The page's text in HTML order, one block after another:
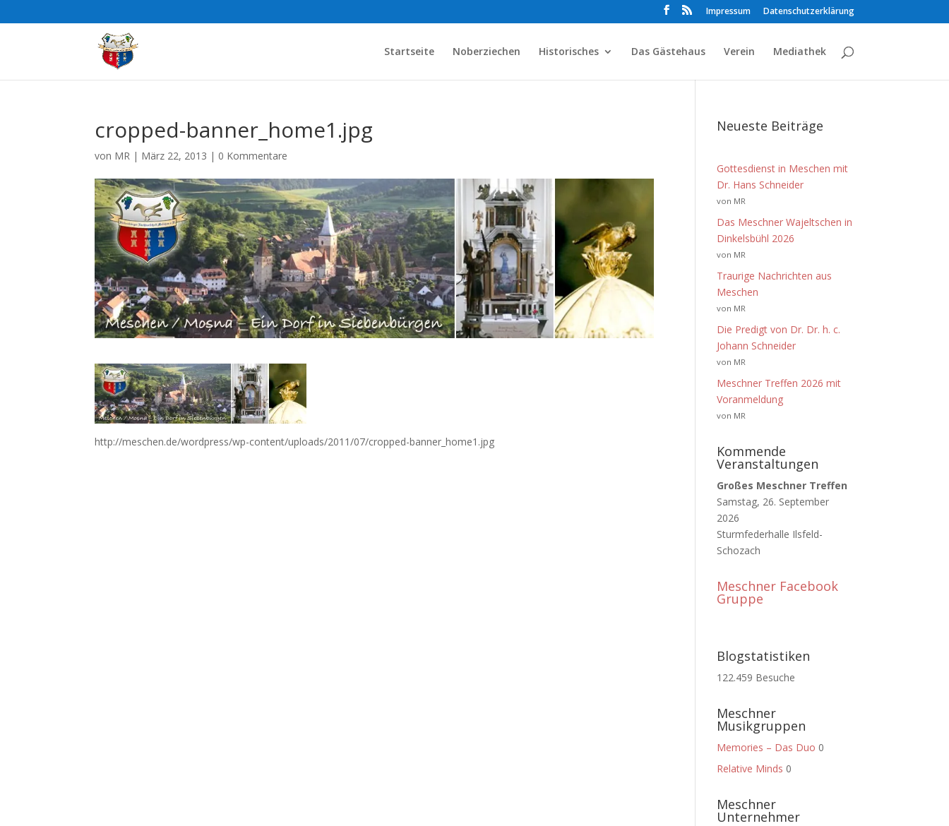
Impressum Datenschutzerklärung
Startseite Noberziechen Historisches Das Gästehaus Verein Mediathek
cropped-banner_home1.jpg
von MR | März 22, 2013 | 0 Kommentare
http://meschen.de/wordpress/wp-content/uploads/2011/07/cropped-banner_home1.jpg
Neueste Beiträge
Gottesdienst in Meschen mit
Dr. Hans Schneider
von MR
Das Meschner Wajeltschen in
Dinkelsbühl 2026
von MR
Traurige Nachrichten aus
Meschen
von MR
Die Predigt von Dr. Dr. h. c.
Johann Schneider
von MR
Meschner Treffen 2026 mit
Voranmeldung
von MR
Kommende
Veranstaltungen
Großes Meschner Treffen
Samstag, 26. September
2026
Sturmfederhalle Ilsfeld-
Schozach
Meschner Facebook
Gruppe
Blogstatistiken
122.459 Besuche
Meschner
Musikgruppen
Memories – Das Duo 0
Relative Minds 0
Meschner
Unternehmer